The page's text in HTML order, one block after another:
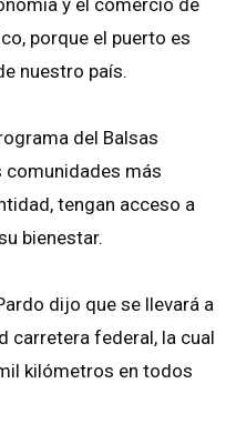
porque el puerto es
nuestro país.
del Balsas
comunidades más
tengan acceso a
bienestar.
dijo que se llevará a
carretera federal, la cual
kilómetros en todos